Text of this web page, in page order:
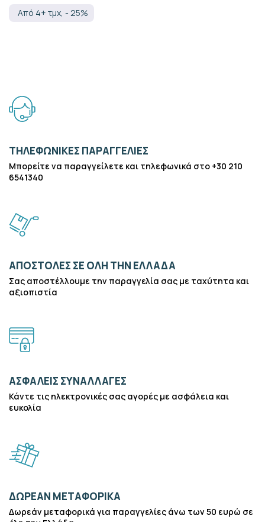
Από 4+ τμχ, - 25%
ΤΗΛΕΦΩΝΙΚΈΣ ΠΑΡΑΓΓΕΛΊΕΣ
Μπορείτε να παραγγείλετε και τηλεφωνικά στο +30 210
6541340
ΑΠΟΣΤΟΛΈΣ ΣΕ ΌΛΗ ΤΗΝ ΕΛΛΆΔΑ
Σας αποστέλλουμε την παραγγελία σας με ταχύτητα και
αξιοπιστία
ΑΣΦΑΛΕΊΣ ΣΥΝΑΛΛΑΓΈΣ
Κάντε τις ηλεκτρονικές σας αγορές με ασφάλεια και
ευκολία
ΔΩΡΕΆΝ ΜΕΤΑΦΟΡΙΚΆ
Δωρεάν μεταφορικά για παραγγελίες άνω των 50 ευρώ σε